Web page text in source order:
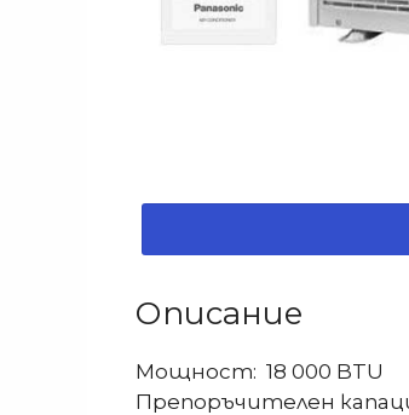
Описание
Мощност: 18 000 BTU
Препоръчителен